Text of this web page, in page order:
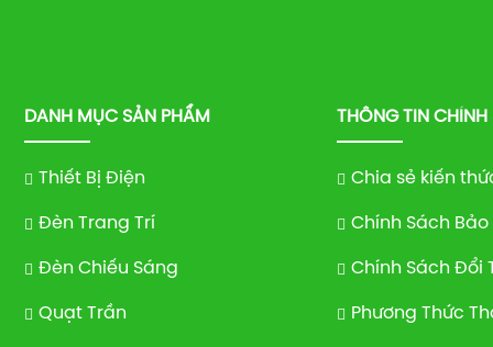
DANH MỤC SẢN PHẨM
Thiết Bị Điện
Đèn Trang Trí
Đèn Chiếu Sáng
Quạt Trần
THÔNG TIN CHÍNH
Chia sẻ kiến
Chính Sách Bảo
Chính Sách Đổi
Phương Thức